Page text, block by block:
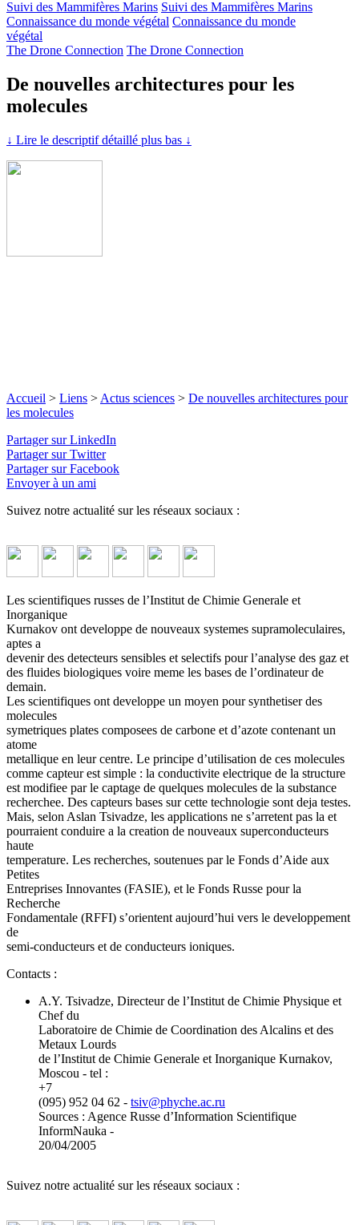
Suivi des Mammifères Marins Suivi des Mammifères Marins
Connaissance du monde végétal Connaissance du monde
végétal
The Drone Connection The Drone Connection
De nouvelles architectures pour les
molecules
↓ Lire le descriptif détaillé plus bas ↓
Accueil > Liens > Actus sciences > De nouvelles architectures pour
les molecules
Partager sur LinkedIn
Partager sur Twitter
Partager sur Facebook
Envoyer à un ami
Suivez notre actualité sur les réseaux sociaux :
Les scientifiques russes de l’Institut de Chimie Generale et
Inorganique
Kurnakov ont developpe de nouveaux systemes supramoleculaires,
aptes a
devenir des detecteurs sensibles et selectifs pour l’analyse des gaz et
des fluides biologiques voire meme les bases de l’ordinateur de
demain.
Les scientifiques ont developpe un moyen pour synthetiser des
molecules
symetriques plates composees de carbone et d’azote contenant un
atome
metallique en leur centre. Le principe d’utilisation de ces molecules
comme capteur est simple : la conductivite electrique de la structure
est modifiee par le captage de quelques molecules de la substance
recherchee. Des capteurs bases sur cette technologie sont deja testes.
Mais, selon Aslan Tsivadze, les applications ne s’arretent pas la et
pourraient conduire a la creation de nouveaux superconducteurs
haute
temperature. Les recherches, soutenues par le Fonds d’Aide aux
Petites
Entreprises Innovantes (FASIE), et le Fonds Russe pour la
Recherche
Fondamentale (RFFI) s’orientent aujourd’hui vers le developpement
de
semi-conducteurs et de conducteurs ioniques.
Contacts :
A.Y. Tsivadze, Directeur de l’Institut de Chimie Physique et
Chef du
Laboratoire de Chimie de Coordination des Alcalins et des
Metaux Lourds
de l’Institut de Chimie Generale et Inorganique Kurnakov,
Moscou - tel :
+7
(095) 952 04 62 - tsiv@phyche.ac.ru
Sources : Agence Russe d’Information Scientifique
InformNauka -
20/04/2005
Suivez notre actualité sur les réseaux sociaux :